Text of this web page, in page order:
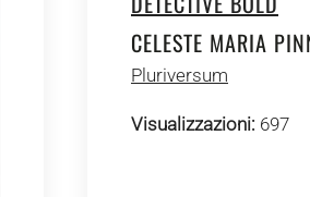
CELESTE MARIA
Pluriversum
Visualizzazioni: 697